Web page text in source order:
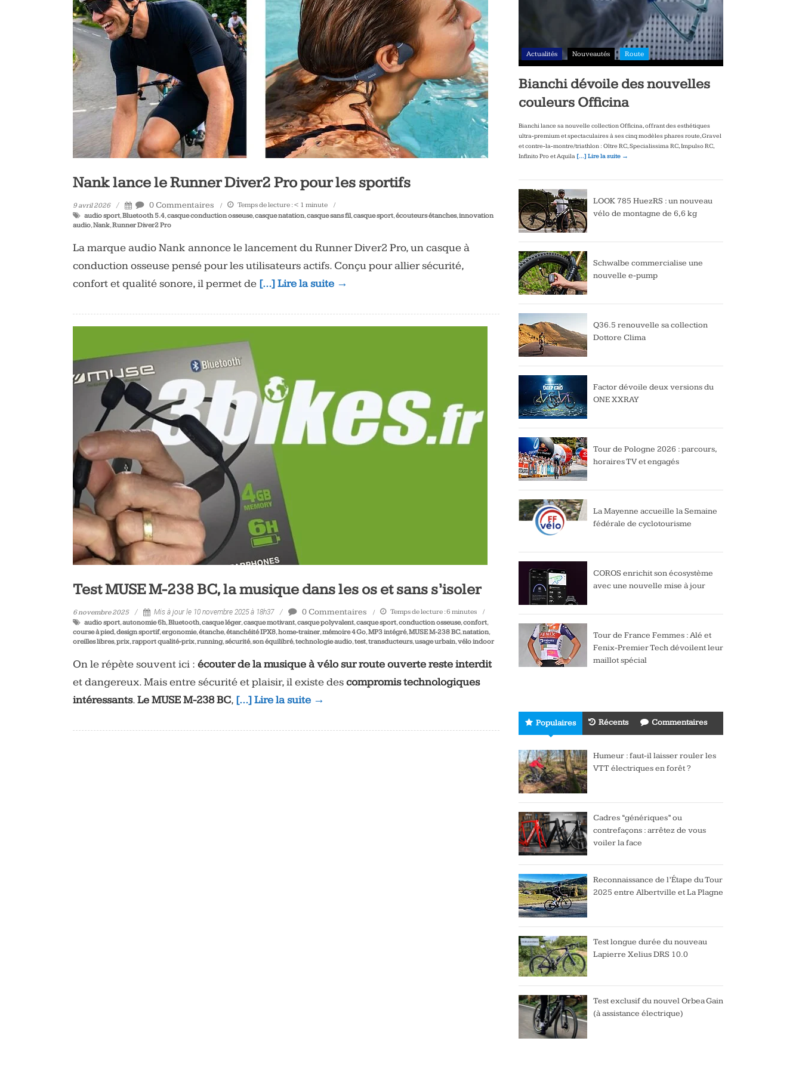
vélo
et
triathlon
Nank lance le Runner Diver2 Pro pour les sportifs
9 avril 2026 0 Commentaires Temps de lecture : < 1 minute
audio sport,Bluetooth 5.4,casque conduction osseuse,casque natation,casque sans fil,casque sport,écouteurs étanches,innovation
audio,Nank,Runner Diver2 Pro
La marque audio Nank annonce le lancement du Runner Diver2 Pro, un casque à
conduction osseuse pensé pour les utilisateurs actifs. Conçu pour allier sécurité,
confort et qualité sonore, il permet de […] Lire la suite →
Test MUSE M-238 BC, la musique dans les os et sans s’isoler
6 novembre 2025 Mis à jour le 10 novembre 2025 à 18h37 0 Commentaires Temps de lecture :6 minutes
audio sport,autonomie 6h,Bluetooth,casque léger,casque motivant,casque polyvalent,casque sport,conduction osseuse,confort,
course à pied,design sportif,ergonomie,étanche,étanchéité IPX8,home-trainer,mémoire 4 Go,MP3 intégré,MUSE M-238 BC,natation,
oreilles libres,prix,rapport qualité-prix,running,sécurité,son équilibré,technologie audio,test,transducteurs,usage urbain,vélo indoor
On le répète souvent ici : écouter de la musique à vélo sur route ouverte reste interdit
et dangereux. Mais entre sécurité et plaisir, il existe descompromis technologiques
intéressants.Le MUSE M-238 BC, […] Lire la suite →
Actualités Nouveautés Route
Bianchi dévoile des nouvelles
couleurs Officina
Bianchi lance sa nouvelle collection Officina, offrant des esthétiques
ultra‑premium et spectaculaires à ses cinq modèles phares route, Gravel
et contre‑la‑montre/triathlon : Oltre RC, Specialissima RC, Impulso RC,
Infinito Pro et Aquila […] Lire la suite →
LOOK 785 HuezRS : un nouveau
vélo de montagne de 6,6 kg
Schwalbe commercialise une
nouvelle e-pump
Q36.5 renouvelle sa collection
Dottore Clima
Factor dévoile deux versions du
ONE XXRAY
Tour de Pologne 2026 : parcours,
horaires TV et engagés
La Mayenne accueille la Semaine
fédérale de cyclotourisme
COROS enrichit son écosystème
avec une nouvelle mise à jour
Tour de France Femmes : Alé et
Fenix-Premier Tech dévoilent leur
maillot spécial
Populaires Récents Commentaires
Humeur : faut-il laisser rouler les
VTT électriques en forêt ?
Cadres “génériques” ou
contrefaçons : arrêtez de vous
voiler la face
Reconnaissance de l’Étape du Tour
2025 entre Albertville et La Plagne
Test longue durée du nouveau
Lapierre Xelius DRS 10.0
Test exclusif du nouvel Orbea Gain
(à assistance électrique)